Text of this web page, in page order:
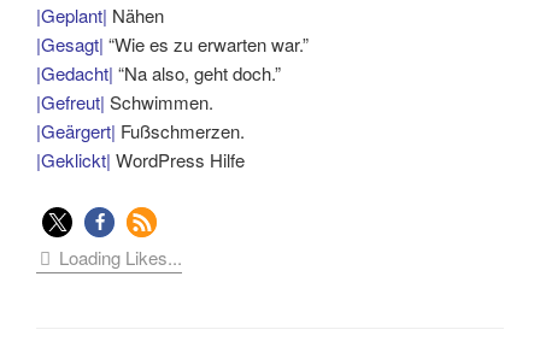
|Geplant| Nähen
|Gesagt| “Wie es zu erwarten war.”
|Gedacht| “Na also, geht doch.”
|Gefreut| Schwimmen.
|Geärgert| Fußschmerzen.
|Geklickt| WordPress Hilfe
Loading Likes...